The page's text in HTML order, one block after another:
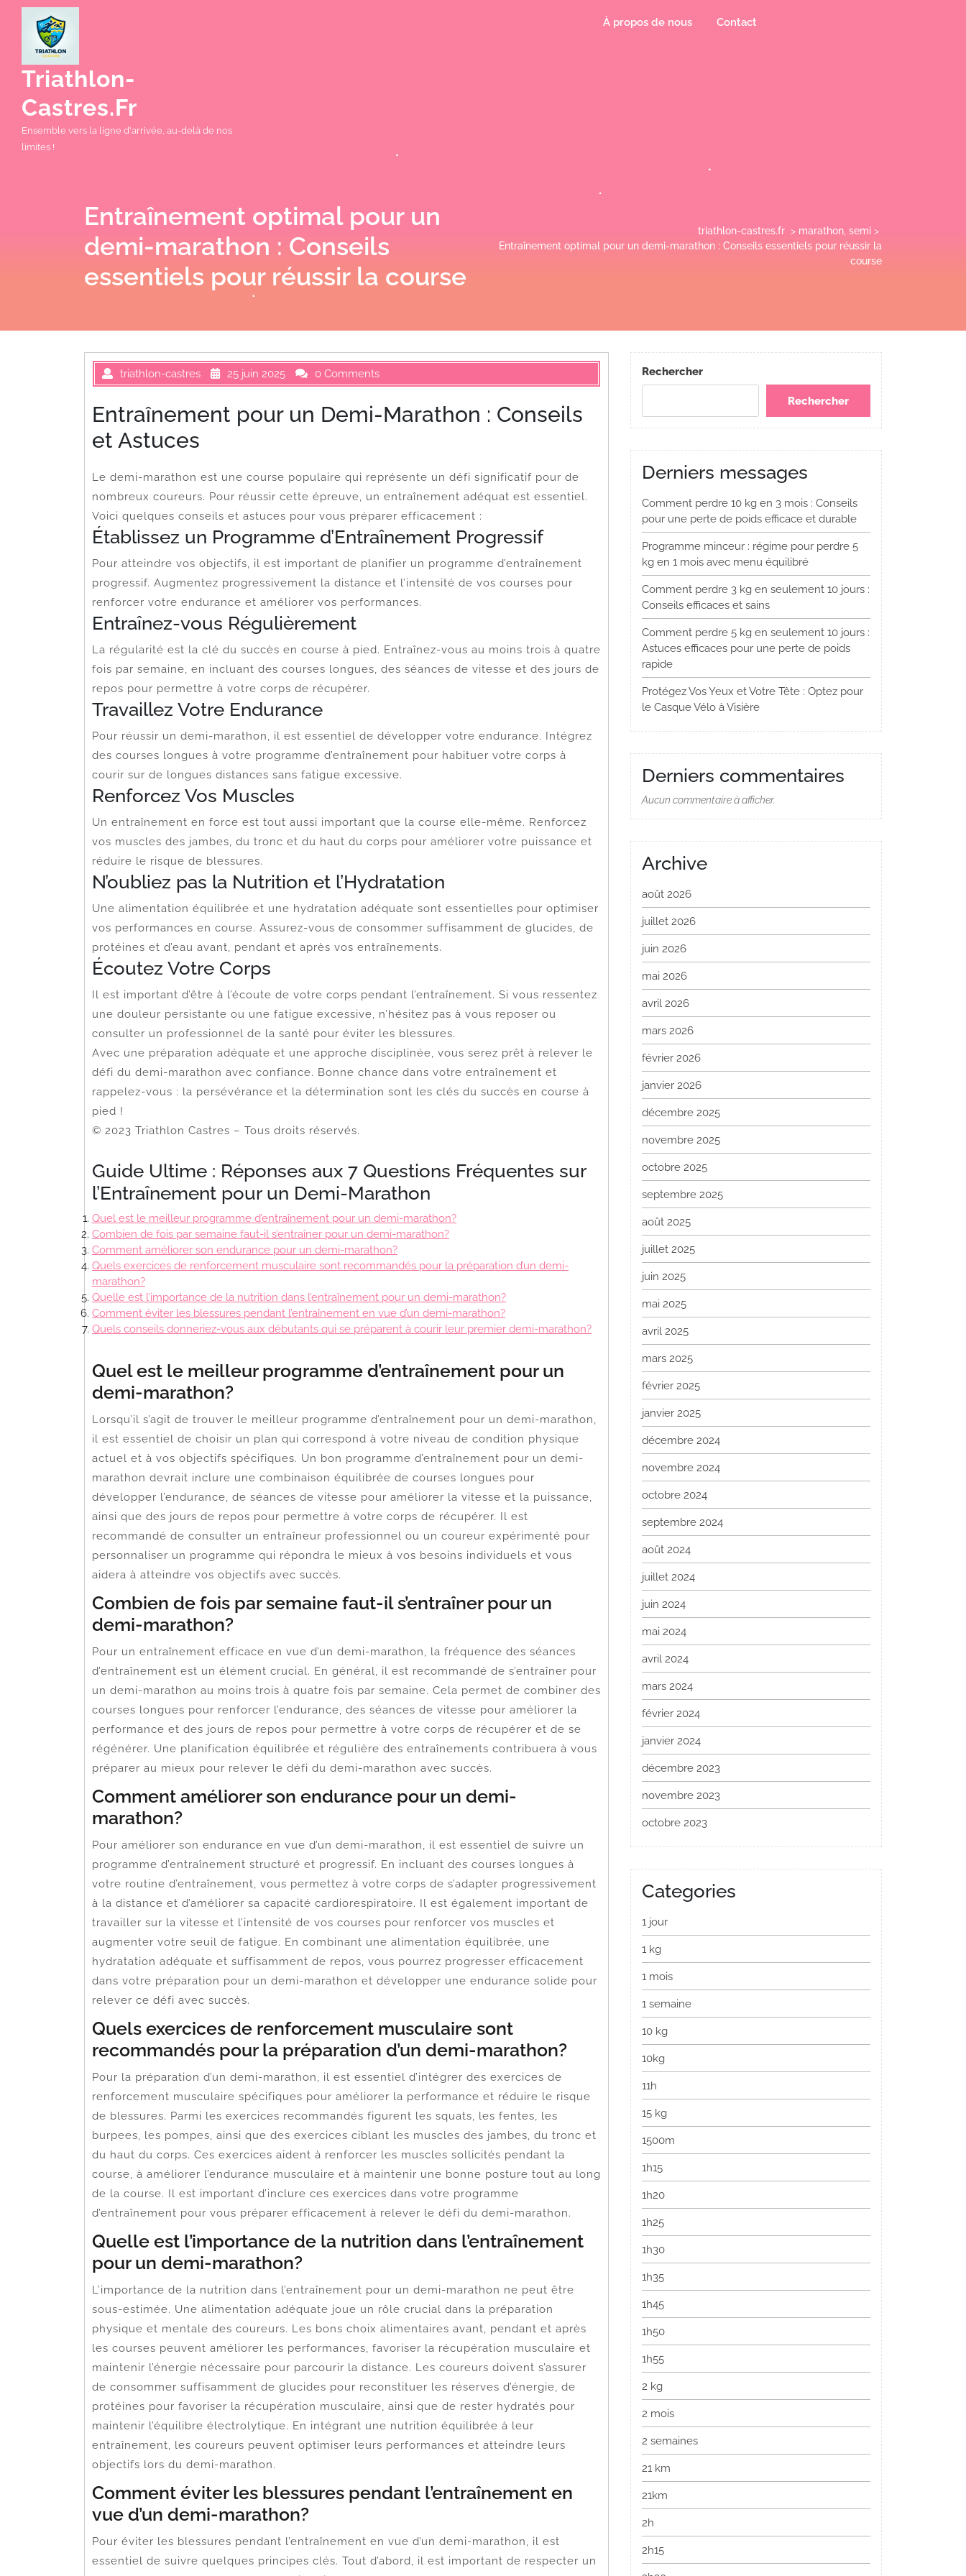
Triathlon-
Castres.fr
Ensemble vers la ligne d'arrivée, au-delà de nos
limites !
À propos de nous Contact
Entraînement optimal pour un
demi-marathon : Conseils
essentiels pour réussir la course
triathlon-castres.fr > marathon, semi >
Entraînement optimal pour un demi-marathon : Conseils essentiels pour réussir la
course
triathlon-castres 25 juin 2025 0 Comments
Entraînement pour un Demi-Marathon : Conseils
et Astuces
Le demi-marathon est une course populaire qui représente un défi significatif pour de
nombreux coureurs. Pour réussir cette épreuve, un entraînement adéquat est essentiel.
Voici quelques conseils et astuces pour vous préparer efficacement :
Établissez un Programme d’Entraînement Progressif
Pour atteindre vos objectifs, il est important de planifier un programme d’entraînement
progressif. Augmentez progressivement la distance et l’intensité de vos courses pour
renforcer votre endurance et améliorer vos performances.
Entraînez-vous Régulièrement
La régularité est la clé du succès en course à pied. Entraînez-vous au moins trois à quatre
fois par semaine, en incluant des courses longues, des séances de vitesse et des jours de
repos pour permettre à votre corps de récupérer.
Travaillez Votre Endurance
Pour réussir un demi-marathon, il est essentiel de développer votre endurance. Intégrez
des courses longues à votre programme d’entraînement pour habituer votre corps à
courir sur de longues distances sans fatigue excessive.
Renforcez Vos Muscles
Un entraînement en force est tout aussi important que la course elle-même. Renforcez
vos muscles des jambes, du tronc et du haut du corps pour améliorer votre puissance et
réduire le risque de blessures.
N’oubliez pas la Nutrition et l’Hydratation
Une alimentation équilibrée et une hydratation adéquate sont essentielles pour optimiser
vos performances en course. Assurez-vous de consommer suffisamment de glucides, de
protéines et d’eau avant, pendant et après vos entraînements.
Écoutez Votre Corps
Il est important d’être à l’écoute de votre corps pendant l’entraînement. Si vous ressentez
une douleur persistante ou une fatigue excessive, n’hésitez pas à vous reposer ou
consulter un professionnel de la santé pour éviter les blessures.
Avec une préparation adéquate et une approche disciplinée, vous serez prêt à relever le
défi du demi-marathon avec confiance. Bonne chance dans votre entraînement et
rappelez-vous : la persévérance et la détermination sont les clés du succès en course à
pied !
© 2023 Triathlon Castres – Tous droits réservés.
Guide Ultime : Réponses aux 7 Questions Fréquentes sur
l’Entraînement pour un Demi-Marathon
Quel est le meilleur programme d’entraînement pour un demi-marathon?
Combien de fois par semaine faut-il s’entraîner pour un demi-marathon?
Comment améliorer son endurance pour un demi-marathon?
Quels exercices de renforcement musculaire sont recommandés pour la préparation d’un demi-
marathon?
Quelle est l’importance de la nutrition dans l’entraînement pour un demi-marathon?
Comment éviter les blessures pendant l’entraînement en vue d’un demi-marathon?
Quels conseils donneriez-vous aux débutants qui se préparent à courir leur premier demi-marathon?
Quel est le meilleur programme d’entraînement pour un
demi-marathon?
Lorsqu’il s’agit de trouver le meilleur programme d’entraînement pour un demi-marathon,
il est essentiel de choisir un plan qui correspond à votre niveau de condition physique
actuel et à vos objectifs spécifiques. Un bon programme d’entraînement pour un demi-
marathon devrait inclure une combinaison équilibrée de courses longues pour
développer l’endurance, de séances de vitesse pour améliorer la vitesse et la puissance,
ainsi que des jours de repos pour permettre à votre corps de récupérer. Il est
recommandé de consulter un entraîneur professionnel ou un coureur expérimenté pour
personnaliser un programme qui répondra le mieux à vos besoins individuels et vous
aidera à atteindre vos objectifs avec succès.
Combien de fois par semaine faut-il s’entraîner pour un
demi-marathon?
Pour un entraînement efficace en vue d’un demi-marathon, la fréquence des séances
d’entraînement est un élément crucial. En général, il est recommandé de s’entraîner pour
un demi-marathon au moins trois à quatre fois par semaine. Cela permet de combiner des
courses longues pour renforcer l’endurance, des séances de vitesse pour améliorer la
performance et des jours de repos pour permettre à votre corps de récupérer et de se
régénérer. Une planification équilibrée et régulière des entraînements contribuera à vous
préparer au mieux pour relever le défi du demi-marathon avec succès.
Comment améliorer son endurance pour un demi-
marathon?
Pour améliorer son endurance en vue d’un demi-marathon, il est essentiel de suivre un
programme d’entraînement structuré et progressif. En incluant des courses longues à
votre routine d’entraînement, vous permettez à votre corps de s’adapter progressivement
à la distance et d’améliorer sa capacité cardiorespiratoire. Il est également important de
travailler sur la vitesse et l’intensité de vos courses pour renforcer vos muscles et
augmenter votre seuil de fatigue. En combinant une alimentation équilibrée, une
hydratation adéquate et suffisamment de repos, vous pourrez progresser efficacement
dans votre préparation pour un demi-marathon et développer une endurance solide pour
relever ce défi avec succès.
Quels exercices de renforcement musculaire sont
recommandés pour la préparation d’un demi-marathon?
Pour la préparation d’un demi-marathon, il est essentiel d’intégrer des exercices de
renforcement musculaire spécifiques pour améliorer la performance et réduire le risque
de blessures. Parmi les exercices recommandés figurent les squats, les fentes, les
burpees, les pompes, ainsi que des exercices ciblant les muscles des jambes, du tronc et
du haut du corps. Ces exercices aident à renforcer les muscles sollicités pendant la
course, à améliorer l’endurance musculaire et à maintenir une bonne posture tout au long
de la course. Il est important d’inclure ces exercices dans votre programme
d’entraînement pour vous préparer efficacement à relever le défi du demi-marathon.
Quelle est l’importance de la nutrition dans l’entraînement
pour un demi-marathon?
L’importance de la nutrition dans l’entraînement pour un demi-marathon ne peut être
sous-estimée. Une alimentation adéquate joue un rôle crucial dans la préparation
physique et mentale des coureurs. Les bons choix alimentaires avant, pendant et après
les courses peuvent améliorer les performances, favoriser la récupération musculaire et
maintenir l’énergie nécessaire pour parcourir la distance. Les coureurs doivent s’assurer
de consommer suffisamment de glucides pour reconstituer les réserves d’énergie, de
protéines pour favoriser la récupération musculaire, ainsi que de rester hydratés pour
maintenir l’équilibre électrolytique. En intégrant une nutrition équilibrée à leur
entraînement, les coureurs peuvent optimiser leurs performances et atteindre leurs
objectifs lors du demi-marathon.
Comment éviter les blessures pendant l’entraînement en
vue d’un demi-marathon?
Pour éviter les blessures pendant l’entraînement en vue d’un demi-marathon, il est
essentiel de suivre quelques principes clés. Tout d’abord, il est important de respecter un
Rechercher
Rechercher
Derniers messages
Comment perdre 10 kg en 3 mois : Conseils
pour une perte de poids efficace et durable
Programme minceur : régime pour perdre 5
kg en 1 mois avec menu équilibré
Comment perdre 3 kg en seulement 10 jours :
Conseils efficaces et sains
Comment perdre 5 kg en seulement 10 jours :
Astuces efficaces pour une perte de poids
rapide
Protégez Vos Yeux et Votre Tête : Optez pour
le Casque Vélo à Visière
Derniers commentaires
Aucun commentaire à afficher.
Archive
août 2026
juillet 2026
juin 2026
mai 2026
avril 2026
mars 2026
février 2026
janvier 2026
décembre 2025
novembre 2025
octobre 2025
septembre 2025
août 2025
juillet 2025
juin 2025
mai 2025
avril 2025
mars 2025
février 2025
janvier 2025
décembre 2024
novembre 2024
octobre 2024
septembre 2024
août 2024
juillet 2024
juin 2024
mai 2024
avril 2024
mars 2024
février 2024
janvier 2024
décembre 2023
novembre 2023
octobre 2023
Categories
1 jour
1 kg
1 mois
1 semaine
10 kg
10kg
11h
15 kg
1500m
1h15
1h20
1h25
1h30
1h35
1h45
1h50
1h55
2 kg
2 mois
2 semaines
21 km
21km
2h
2h15